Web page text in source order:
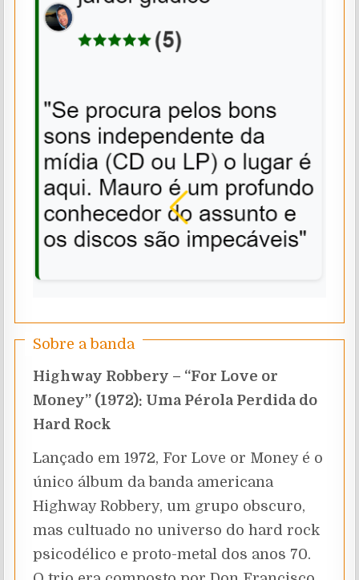
Sobre a banda
Highway Robbery – “For Love or
Money” (1972): Uma Pérola Perdida do
Hard Rock
Lançado em 1972, For Love or Money é o
único álbum da banda americana
Highway Robbery, um grupo obscuro,
mas cultuado no universo do hard rock
psicodélico e proto-metal dos anos 70.